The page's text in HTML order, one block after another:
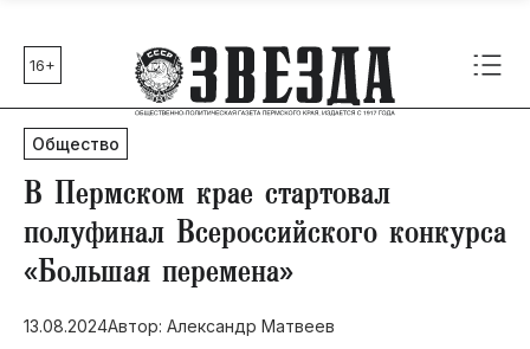
Главные темы
80 лет Победы
Молодежная столица РФ
СВО
Выборы в Пермском крае
Социальная поддержка
Инфраструктура
Благоустройство
16+
Общество
В Пермском крае стартовал
полуфинал Всероссийского конкурса
«Большая перемена»
13.08.2024Автор: Александр Матвеев